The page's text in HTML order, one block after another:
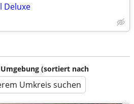
Deluxe
(sortiert nach
Umkreis suchen